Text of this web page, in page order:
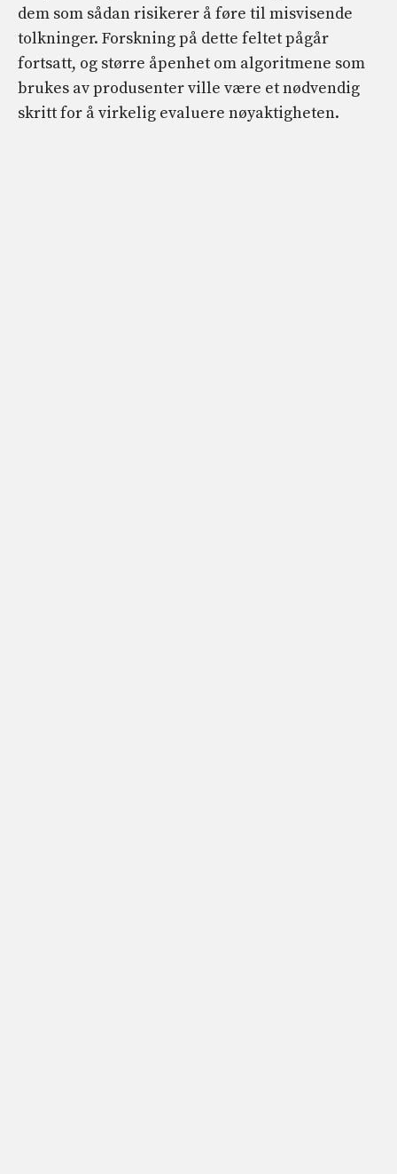
dem som sådan risikerer å føre til misvisende
tolkninger. Forskning på dette feltet pågår
fortsatt, og større åpenhet om algoritmene som
brukes av produsenter ville være et nødvendig
skritt for å virkelig evaluere nøyaktigheten.